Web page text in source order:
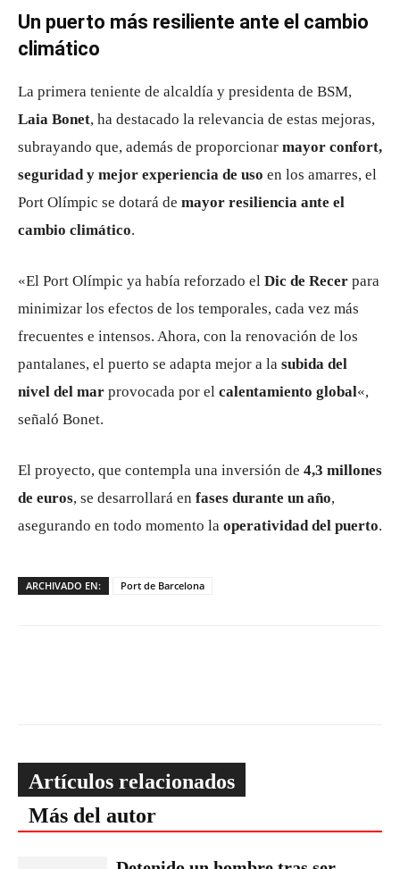
Un puerto más resiliente ante el cambio
climático
La primera teniente de alcaldía y presidenta de BSM,
Laia Bonet, ha destacado la relevancia de estas mejoras,
subrayando que, además de proporcionar mayor confort,
seguridad y mejor experiencia de uso en los amarres, el
Port Olímpic se dotará de mayor resiliencia ante el
cambio climático.
«El Port Olímpic ya había reforzado el Dic de Recer para
minimizar los efectos de los temporales, cada vez más
frecuentes e intensos. Ahora, con la renovación de los
pantalanes, el puerto se adapta mejor a la subida del
nivel del mar provocada por el calentamiento global«,
señaló Bonet.
El proyecto, que contempla una inversión de 4,3 millones
de euros, se desarrollará en fases durante un año,
asegurando en todo momento la operatividad del puerto.
ARCHIVADO EN: Port de Barcelona
Artículos relacionados
Más del autor